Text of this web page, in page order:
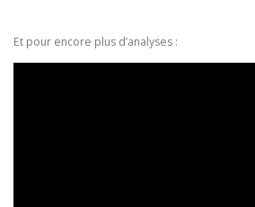
Et pour encore plus d’analyses :